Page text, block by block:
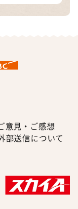
意見・ご感想
部送信について